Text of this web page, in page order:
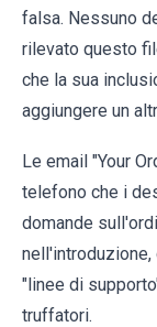
falsa. Nessuno
rilevato questo
che la sua
aggiungere un
Le email "Your
telefono che i
domande
"linee di
truffatori.